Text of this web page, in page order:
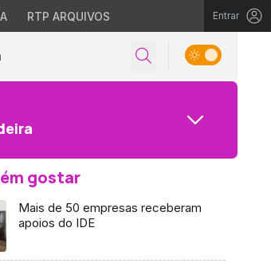
RTP ARQUIVOS Entrar
gostar
Mais de 50 empresas receberam
apoios do IDE